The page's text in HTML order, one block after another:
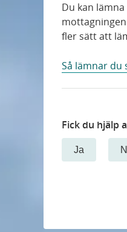
Du kan
fler sätt att
Så lämnar du
Fick du hjälp
Ja